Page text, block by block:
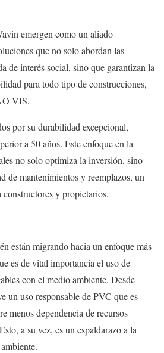
emergen como un aliado
que no solo abordan las
de interés social, sino que garantizan la
para todo tipo de construcciones,
VIS.
por su durabilidad excepcional,
a 50 años. Este enfoque en la
no solo optimiza la inversión, sino
de mantenimientos y reemplazos, un
y propietarios.
están migrando hacia un enfoque más
es de vital importancia el uso de
con el medio ambiente. Desde
un uso responsable de PVC que es
menos dependencia de recursos
a su vez, es un espaldarazo a la